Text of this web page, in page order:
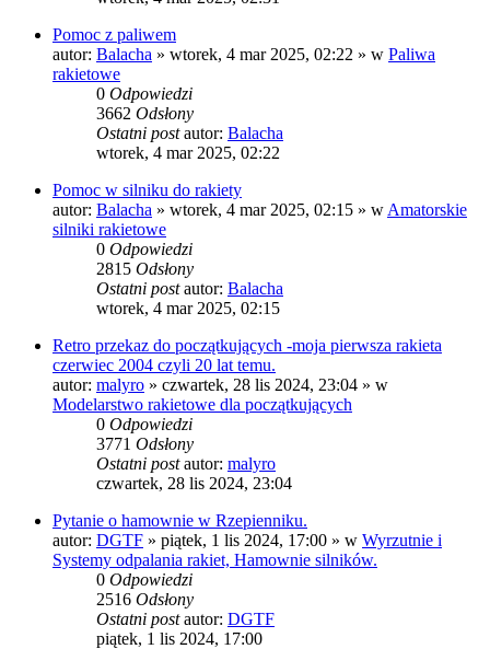
Pomoc z paliwem
autor: Balacha » wtorek, 4 mar 2025, 02:22 » w Paliwa
rakietowe
0 Odpowiedzi
3662 Odsłony
Ostatni postautor: Balacha
wtorek, 4 mar 2025, 02:22
Pomoc w silniku do rakiety
autor: Balacha » wtorek, 4 mar 2025, 02:15 » w Amatorskie
silniki rakietowe
0 Odpowiedzi
2815 Odsłony
Ostatni postautor: Balacha
wtorek, 4 mar 2025, 02:15
Retro przekaz do początkujących -moja pierwsza rakieta
czerwiec 2004 czyli 20 lat temu.
autor: malyro » czwartek, 28 lis 2024, 23:04 » w
Modelarstwo rakietowe dla początkujących
0 Odpowiedzi
3771 Odsłony
Ostatni postautor: malyro
czwartek, 28 lis 2024, 23:04
Pytanie o hamownie w Rzepienniku.
autor: DGTF » piątek, 1 lis 2024, 17:00 » w Wyrzutnie i
Systemy odpalania rakiet, Hamownie silników.
0 Odpowiedzi
2516 Odsłony
Ostatni postautor: DGTF
piątek, 1 lis 2024, 17:00